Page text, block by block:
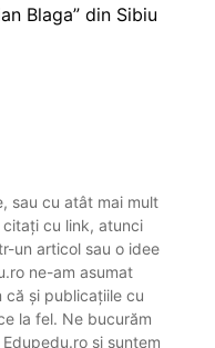
Blaga” din Sibiu
sau cu atât mai mult
cu link, atunci
un articol sau o idee
ne-am asumat
că și publicațiile cu
la fel. Ne bucurăm
și suntem